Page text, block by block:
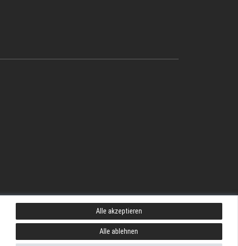
Alle akzeptieren
Alle ablehnen